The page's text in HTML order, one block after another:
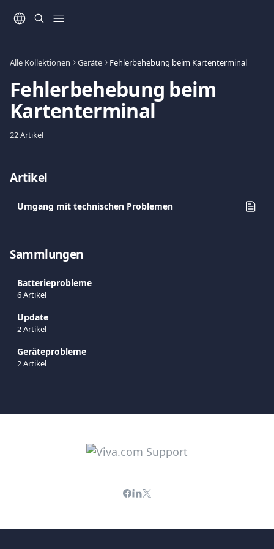
Alle Kollektionen Geräte Fehlerbehebung beim Kartenterminal
Fehlerbehebung beim
Kartenterminal
22 Artikel
Artikel
Umgang mit technischen Problemen
Sammlungen
Batterieprobleme
6 Artikel
Update
2 Artikel
Geräteprobleme
2 Artikel